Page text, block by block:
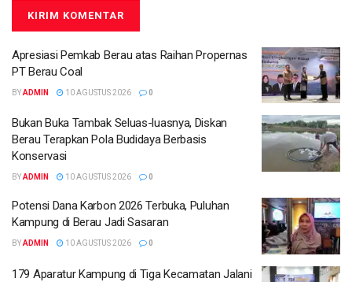
Apresiasi Pemkab Berau atas Raihan Propernas
PT Berau Coal
BYADMIN 10 AGUSTUS 2026 0
Bukan Buka Tambak Seluas-luasnya, Diskan
Berau Terapkan Pola Budidaya Berbasis
Konservasi
BYADMIN 10 AGUSTUS 2026 0
Potensi Dana Karbon 2026 Terbuka, Puluhan
Kampung di Berau Jadi Sasaran
BYADMIN 10 AGUSTUS 2026 0
179 Aparatur Kampung di Tiga Kecamatan Jalani